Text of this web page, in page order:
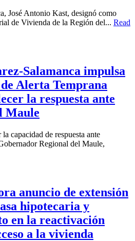
José Antonio Kast, designó como
de Vivienda de la Región del... Read
Salamanca impulsa
Alerta Temprana
la respuesta ante
Maule
capacidad de respuesta ante
Regional del Maule,
anuncio de extensión
hipotecaria y
en la reactivación
a la vivienda